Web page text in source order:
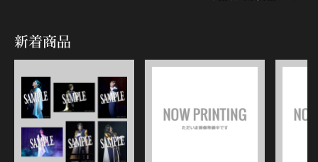
新着商品